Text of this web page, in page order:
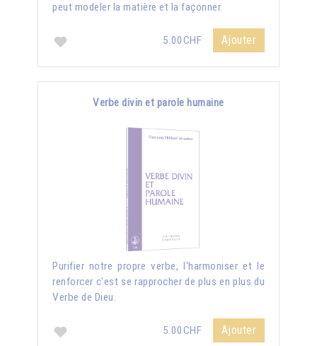
peut modeler la matière et la façonner.
5.00CHF Ajouter
Verbe divin et parole humaine
Purifier notre propre verbe, l'harmoniser et le
renforcer c'est se rapprocher de plus en plus du
Verbe de Dieu.
5.00CHF Ajouter